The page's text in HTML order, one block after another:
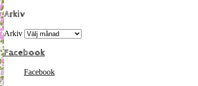
Arkiv
Arkiv
Facebook
Facebook